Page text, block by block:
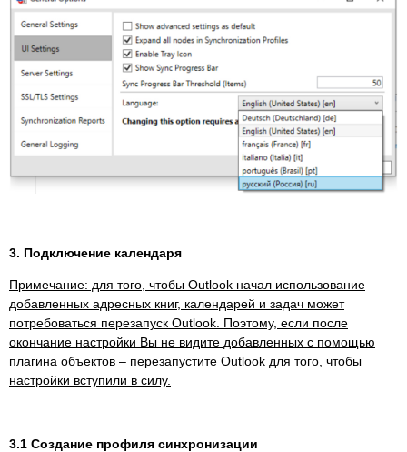
3. Подключение календаря
Примечание: для того, чтобы Outlook начал использование
добавленных адресных книг, календарей и задач может
потребоваться перезапуск Outlook. Поэтому, если после
окончание настройки Вы не видите добавленных с помощью
плагина объектов – перезапустите Outlook для того, чтобы
настройки вступили в силу.
3.1 Создание профиля синхронизации